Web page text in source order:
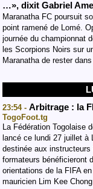
…», dixit Gabriel
Maranatha FC poursuit
point ramené de Lomé.
journée du championnat
les Scorpions Noirs sur
Maranatha de rester
23:54 - Arbitrage : la
TogoFoot.tg
La Fédération Togolaise
lancé ce lundi 27 juillet
destinée aux
formateurs bénéficieront
orientations de la FIFA
mauricien Lim Kee